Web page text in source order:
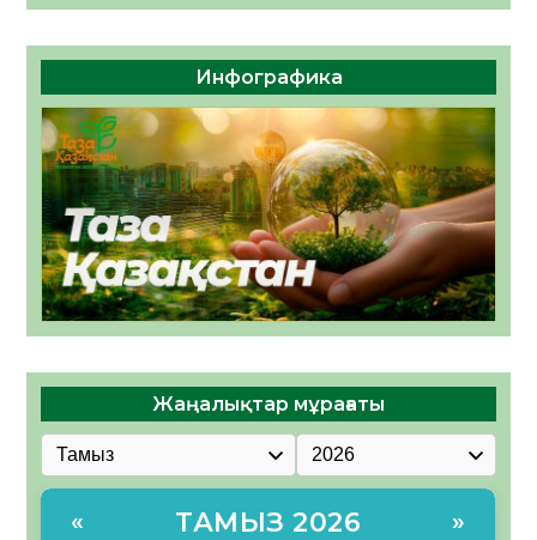
Инфографика
Жаңалықтар мұрағаты
« ТАМЫЗ 2026 »